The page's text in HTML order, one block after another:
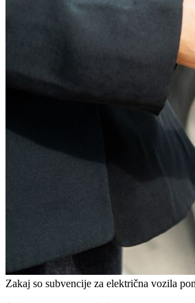
Zakaj so subvencije za električna vozila